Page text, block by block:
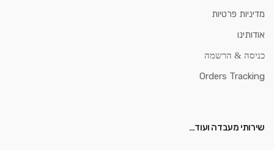
מדיניות פרטיות
אודותינו
כניסה & הרשמה
Orders Tracking
שירותי מעבדה ועוד…